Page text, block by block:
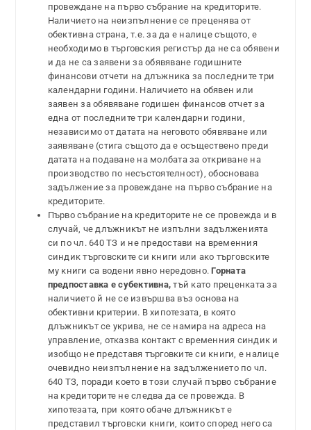
провеждане на първо събрание на кредиторите.
Наличието на неизпълнение се преценява от
обективна страна, т.е. за да е налице същото, е
необходимо в търговския регистър да не са обявени
и да не са заявени за обявяване годишните
финансови отчети на длъжника за последните три
календарни години. Наличието на обявен или
заявен за обявяване годишен финансов отчет за
една от последните три календарни години,
независимо от датата на неговото обявяване или
заявяване (стига същото да е осъществено преди
датата на подаване на молбата за откриване на
производство по несъстоятелност), обосновава
задължение за провеждане на първо събрание на
кредиторите.
Първо събрание на кредиторите не се провежда и в
случай, че длъжникът не изпълни задълженията
си по чл. 640 ТЗ и не предостави на временния
синдик търговските си книги или ако търговските
му книги са водени явно нередовно.Горната
предпоставка е субективна, тъй като преценката за
наличието й не се извършва въз основа на
обективни критерии. В хипотезата, в която
длъжникът се укрива, не се намира на адреса на
управление, отказва контакт с временния синдик и
изобщо не представя търговките си книги, е налице
очевидно неизпълнение на задължението по чл.
640 ТЗ, поради което в този случай първо събрание
на кредиторите не следва да се провежда. В
хипотезата, при която обаче длъжникът е
представил търговски книги, които според него са